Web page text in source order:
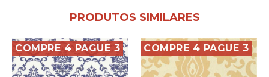
PRODUTOS SIMILARES
COMPRE 4 PAGUE 3 COMPRE 4 PAGUE 3